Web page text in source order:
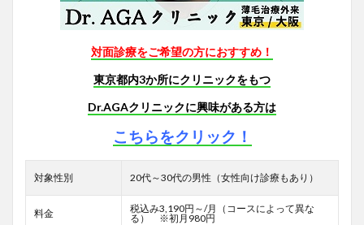
対面診療をご希望の方におすすめ！
東京都内3か所にクリニックをもつ
Dr.AGAクリニックに興味がある方は
こちらをクリック！
対象性別 20代～30代の男性（女性向け診療もあり）
料金
税込み3,190円～/月（コースによって異な
る） ※初月980円